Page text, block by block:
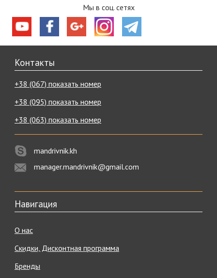
Мы в соц. сетях
Контакты
+38 (067) показать номер
+38 (095) показать номер
+38 (063) показать номер
mandrivnik.kh
manager.mandrivnik@gmail.com
Навигация
О нас
Скидки, Дисконтная программа
Бренды